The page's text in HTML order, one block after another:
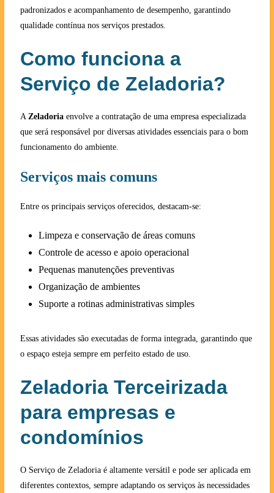
padronizados e acompanhamento de desempenho, garantindo
qualidade contínua nos serviços prestados.
Como funciona a
Serviço de Zeladoria?
A Zeladoria envolve a contratação de uma empresa especializada
que será responsável por diversas atividades essenciais para o bom
funcionamento do ambiente.
Serviços mais comuns
Entre os principais serviços oferecidos, destacam-se:
Limpeza e conservação de áreas comuns
Controle de acesso e apoio operacional
Pequenas manutenções preventivas
Organização de ambientes
Suporte a rotinas administrativas simples
Essas atividades são executadas de forma integrada, garantindo que
o espaço esteja sempre em perfeito estado de uso.
Zeladoria Terceirizada
para empresas e
condomínios
O Serviço de Zeladoria é altamente versátil e pode ser aplicada em
diferentes contextos, sempre adaptando os serviços às necessidades